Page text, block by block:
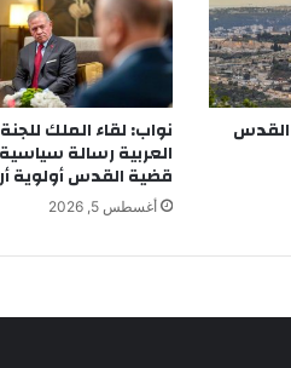
القدس نواب: لقاء الملك للجنة
العربية رسالة سياسية
قضية القدس أولوية
أغسطس 5, 2026